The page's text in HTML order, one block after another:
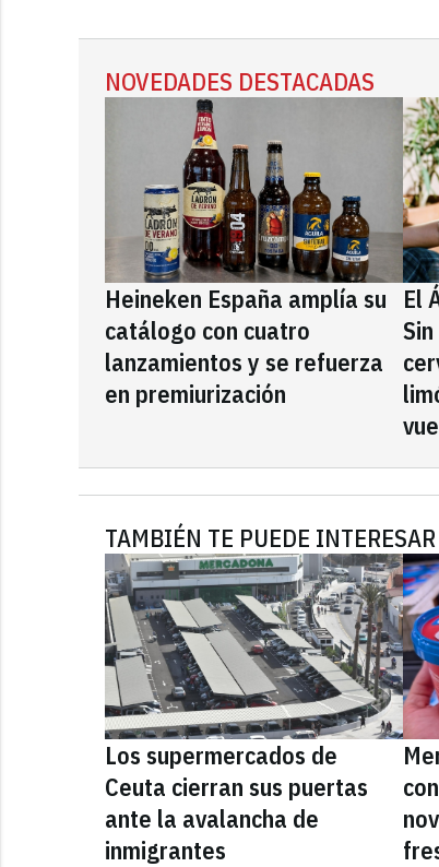
NOVEDADES DESTACADAS
Heineken España amplía su
catálogo con cuatro
lanzamientos y se refuerza
en premiurización
El
TAMBIÉN TE PUEDE INTERESAR
Los supermercados de
Ceuta cierran sus puertas
ante la avalancha de
inmigrantes